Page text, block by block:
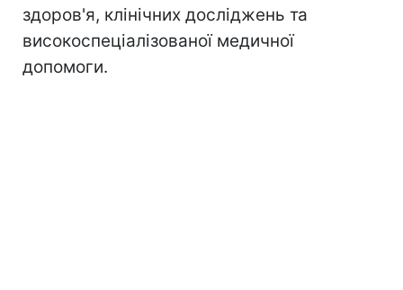
здоров'я, клінічних досліджень та
високоспеціалізованої медичної
допомоги.